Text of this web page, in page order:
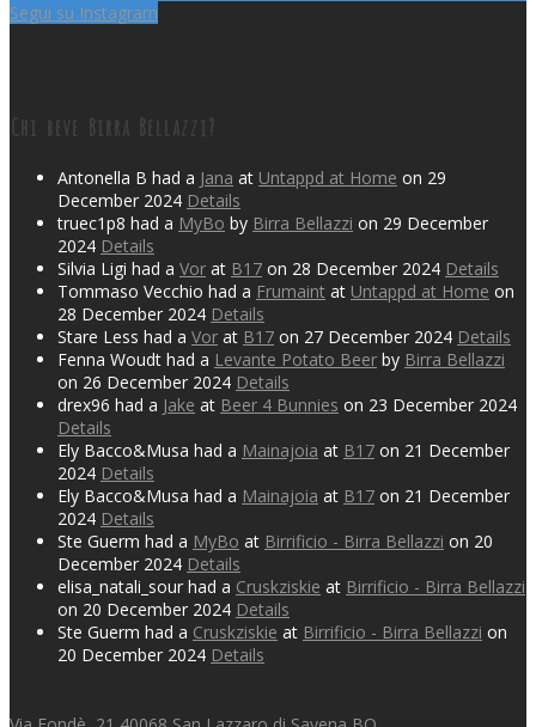
Segui su Instagram
Chi beve Birra Bellazzi?
Antonella B had a Jana at Untappd at Home on 29
December 2024 Details
truec1p8 had a MyBo by Birra Bellazzi on 29 December
2024 Details
Silvia Ligi had a Vor at B17 on 28 December 2024 Details
Tommaso Vecchio had a Frumaint at Untappd at Home on
28 December 2024 Details
Stare Less had a Vor at B17 on 27 December 2024 Details
Fenna Woudt had a Levante Potato Beer by Birra Bellazzi
on 26 December 2024 Details
drex96 had a Jake at Beer 4 Bunnies on 23 December 2024
Details
Ely Bacco&Musa had a Mainajoia at B17 on 21 December
2024 Details
Ely Bacco&Musa had a Mainajoia at B17 on 21 December
2024 Details
Ste Guerm had a MyBo at Birrificio - Birra Bellazzi on 20
December 2024 Details
elisa_natali_sour had a Cruskziskie at Birrificio - Birra Bellazzi
on 20 December 2024 Details
Ste Guerm had a Cruskziskie at Birrificio - Birra Bellazzi on
20 December 2024 Details